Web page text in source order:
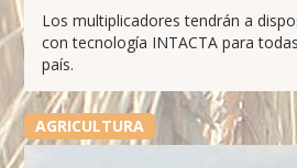
Los multiplicadores tendrán a
con tecnología INTACTA para
país.
AGRICULTURA